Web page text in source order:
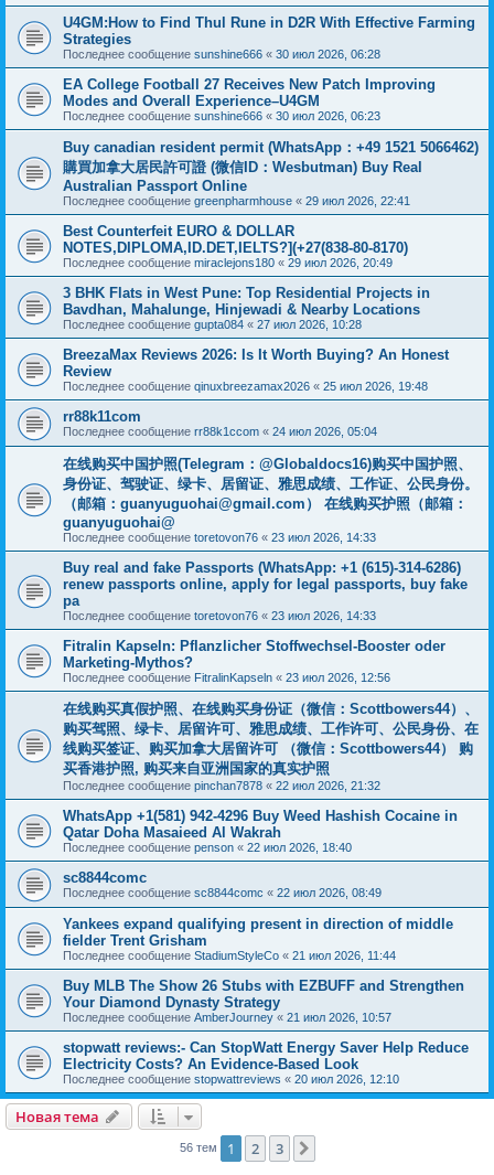
U4GM:How to Find Thul Rune in D2R With Effective Farming
Strategies
Последнее сообщение sunshine666 « 30 июл 2026, 06:28
EA College Football 27 Receives New Patch Improving
Modes and Overall Experience–U4GM
Последнее сообщение sunshine666 « 30 июл 2026, 06:23
Buy canadian resident permit (WhatsApp：+49 1521 5066462)
購買加拿大居民許可證 (微信ID：Wesbutman) Buy Real
Australian Passport Online
Последнее сообщение greenpharmhouse « 29 июл 2026, 22:41
Best Counterfeit EURO & DOLLAR
NOTES,DIPLOMA,ID.DET,IELTS?](+27(838-80-8170)
Последнее сообщение miraclejons180 « 29 июл 2026, 20:49
3 BHK Flats in West Pune: Top Residential Projects in
Bavdhan, Mahalunge, Hinjewadi & Nearby Locations
Последнее сообщение gupta084 « 27 июл 2026, 10:28
BreezaMax Reviews 2026: Is It Worth Buying? An Honest
Review
Последнее сообщение qinuxbreezamax2026 « 25 июл 2026, 19:48
rr88k11com
Последнее сообщение rr88k1ccom « 24 июл 2026, 05:04
在线购买中国护照(Telegram：@Globaldocs16)购买中国护照、
身份证、驾驶证、绿卡、居留证、雅思成绩、工作证、公民身份。
（邮箱： guanyuguohai@gmail.com ） 在线购买护照（邮箱：
guanyuguohai@
Последнее сообщение toretovon76 « 23 июл 2026, 14:33
Buy real and fake Passports (WhatsApp: +1 (615)-314-6286)
renew passports online, apply for legal passports, buy fake
pa
Последнее сообщение toretovon76 « 23 июл 2026, 14:33
Fitralin Kapseln: Pflanzlicher Stoffwechsel-Booster oder
Marketing-Mythos?
Последнее сообщение FitralinKapseln « 23 июл 2026, 12:56
在线购买真假护照、在线购买身份证（微信：Scottbowers44）、
购买驾照、绿卡、居留许可、雅思成绩、工作许可、公民身份、在
线购买签证、购买加拿大居留许可 （微信：Scottbowers44） 购
买香港护照, 购买来自亚洲国家的真实护照
Последнее сообщение pinchan7878 « 22 июл 2026, 21:32
WhatsApp +1(581) 942-4296 Buy Weed Hashish Cocaine in
Qatar Doha Masaieed Al Wakrah
Последнее сообщение penson « 22 июл 2026, 18:40
sc8844comc
Последнее сообщение sc8844comc « 22 июл 2026, 08:49
Yankees expand qualifying present in direction of middle
fielder Trent Grisham
Последнее сообщение StadiumStyleCo « 21 июл 2026, 11:44
Buy MLB The Show 26 Stubs with EZBUFF and Strengthen
Your Diamond Dynasty Strategy
Последнее сообщение AmberJourney « 21 июл 2026, 10:57
stopwatt reviews:- Can StopWatt Energy Saver Help Reduce
Electricity Costs? An Evidence-Based Look
Последнее сообщение stopwattreviews « 20 июл 2026, 12:10
Новая тема
56 тем 1 2 3